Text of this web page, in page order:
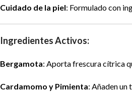
Cuidado de la piel: Formulado con
Ingredientes Activos:
Bergamota: Aporta frescura cítrica
Cardamomo y Pimienta: Añaden un